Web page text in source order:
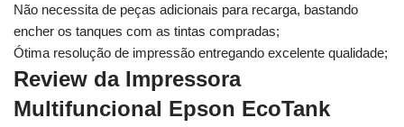
Não necessita de peças adicionais para recarga, bastando
encher os tanques com as tintas compradas;
Ótima resolução de impressão entregando excelente qualidade;
Review da Impressora
Multifuncional Epson EcoTank